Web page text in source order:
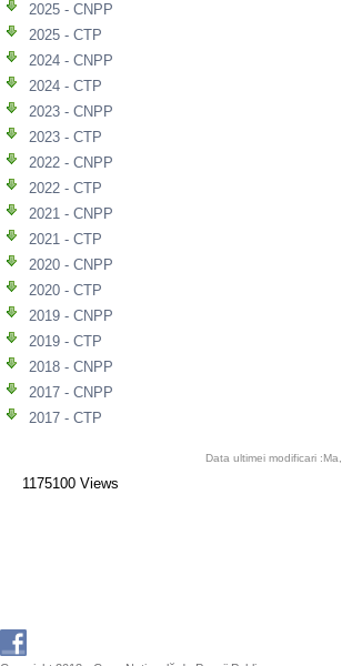
2025 - CNPP
2025 - CTP
2024 - CNPP
2024 - CTP
2023 - CNPP
2023 - CTP
2022 - CNPP
2022 - CTP
2021 - CNPP
2021 - CTP
2020 - CNPP
2020 - CTP
2019 - CNPP
2019 - CTP
2018 - CNPP
2017 - CNPP
2017 - CTP
Data ultimei modificari
1175100 Views